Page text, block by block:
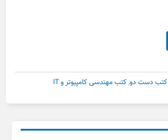
کتب دست دو,کتب مهندسی کامپیوتر و IT